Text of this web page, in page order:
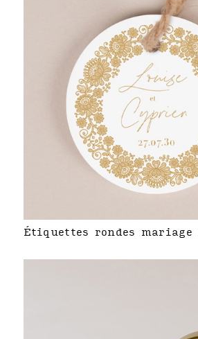
Étiquettes rondes